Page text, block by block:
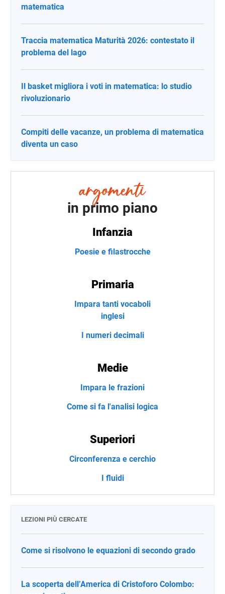
matematica
Traccia matematica Maturità 2026: contestato il
problema del lago
Il basket migliora i voti in matematica: lo studio
rivoluzionario
Compiti delle vacanze, un problema di matematica
diventa un caso
in primo piano
Infanzia
Poesie e filastrocche
Primaria
Impara tanti vocaboli
inglesi
I numeri decimali
Medie
Impara le frazioni
Come si fa l'analisi logica
Superiori
Circonferenza e cerchio
I fluidi
LEZIONI PIÙ CERCATE
Come si risolvono le equazioni di secondo grado
La scoperta dell’America di Cristoforo Colombo: